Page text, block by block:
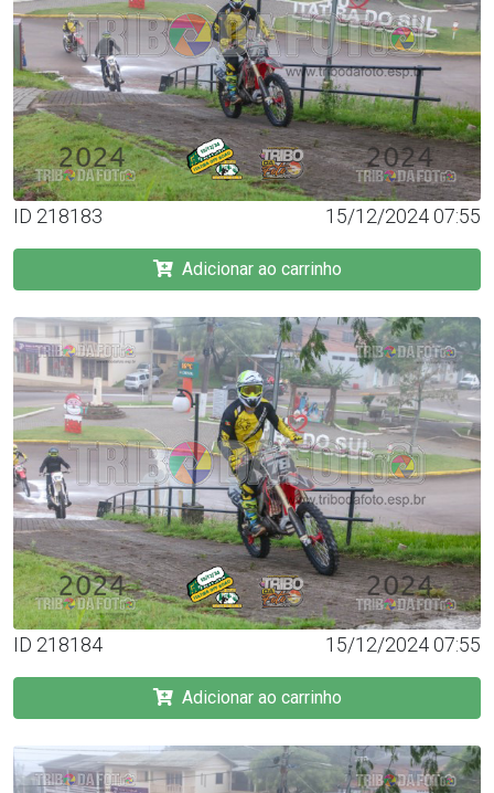
ID 218183 15/12/2024 07:55
Adicionar ao carrinho
ID 218184 15/12/2024 07:55
Adicionar ao carrinho